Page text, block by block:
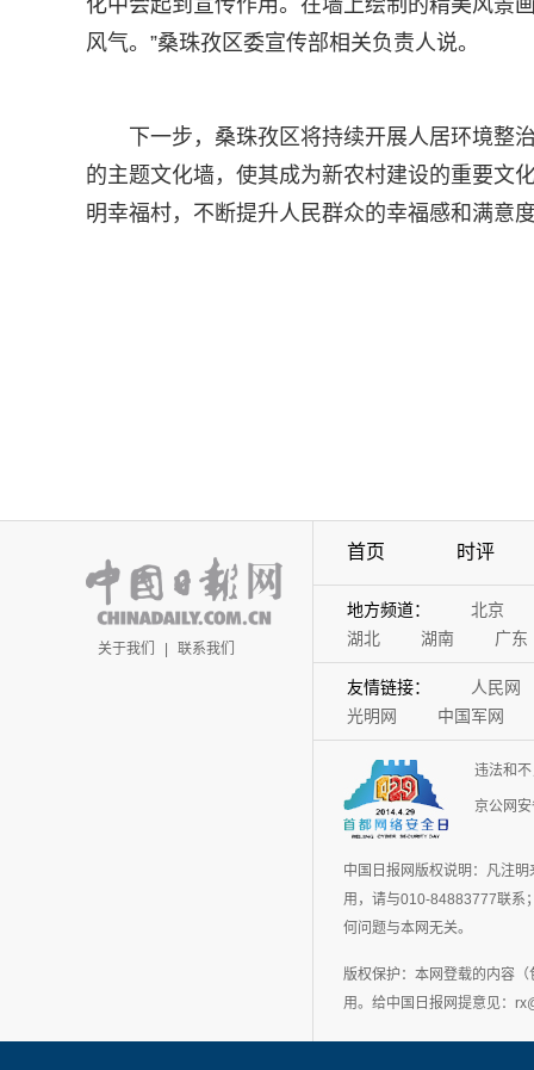
化中会起到宣传作用。在墙上绘制的精美风景
风气。”桑珠孜区委宣传部相关负责人说。
下一步，桑珠孜区将持续开展人居环境
的主题文化墙，使其成为新农村建设的重要文
明幸福村，不断提升人民群众的幸福感和满意
关于我们 | 联系我们
首页 时评
地方频道：
北京
湖北
湖南 广东
友情链接：
人民网
光明网
中国军网
违法和
京公网
中国日报网版权说明：凡注
用，请与010-84883777联系
何问题与本网无关。
版权保护：本网登载的内容
用。给中国日报网提意见：